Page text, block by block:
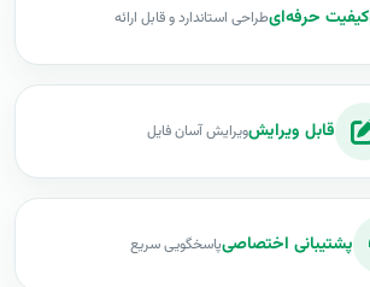
کیفیت حرفه‌ایطراحی استاندارد و قابل ارائه
قابل ویرایشویرایش آسان فایل
پشتیبانی اختصاصیپاسخگویی سریع